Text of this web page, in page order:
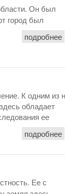
Он был
город был
подробнее
К одним из
обладает
ее
подробнее
Ее с